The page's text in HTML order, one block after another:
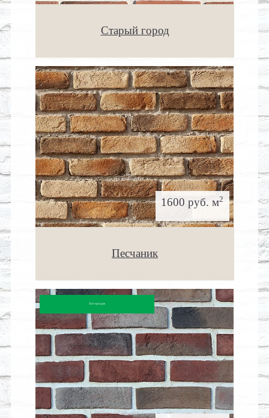
Старый город
1600 руб. м2
Песчаник
Хит продаж